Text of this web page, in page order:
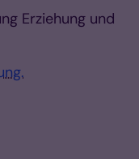
Erziehung und